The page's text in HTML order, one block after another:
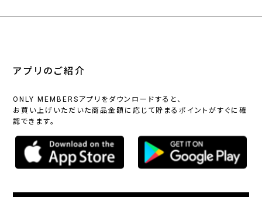
アプリのご紹介
ONLY MEMBERSアプリをダウンロードすると、
お買い上げいただいた商品金額に応じて貯まるポイントがすぐに確
認できます。